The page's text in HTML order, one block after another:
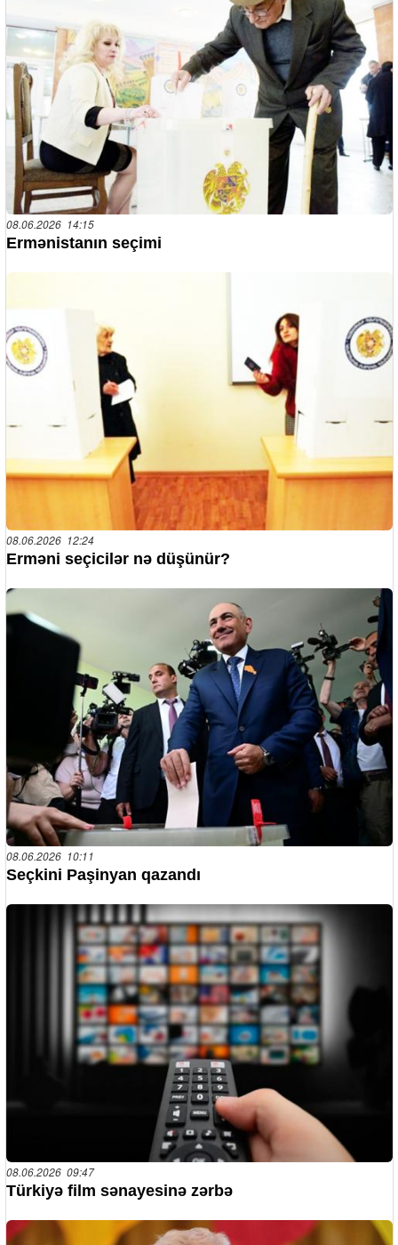
08.06.2026 14:15
Ermənistanın seçimi
08.06.2026 12:24
Erməni seçicilər nə düşünür?
08.06.2026 10:11
Seçkini Paşinyan qazandı
08.06.2026 09:47
Türkiyə film sənayesinə zərbə